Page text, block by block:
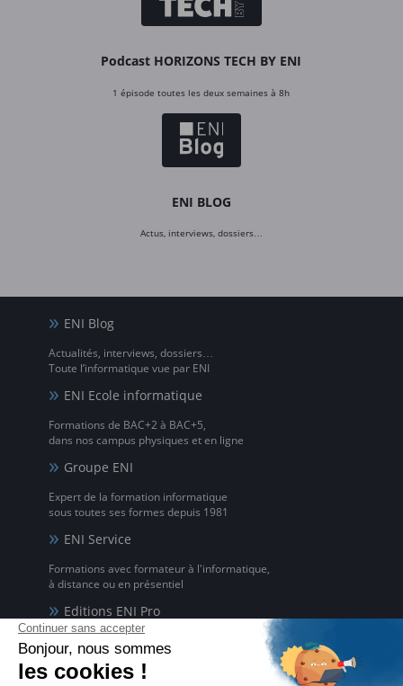
Podcast HORIZONS TECH BY ENI
1 épisode toutes les deux semaines à 8h
ENI BLOG
Actus, interviews, dossiers…
ENI Blog
Actualités, interviews, dossiers…
Toute l’informatique vue par ENI
ENI Ecole informatique
Formations de BAC+2 à BAC+5,
dans nos campus physiques et en ligne
Groupe ENI
Expert de la formation informatique
sous toutes ses formes depuis 1981
ENI Service
Formations avec formateur à l'informatique,
à distance ou en présentiel
Editions ENI Pro
pour les organismes de formation